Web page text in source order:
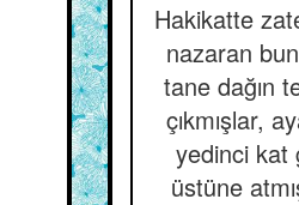
Hakikatte
nazaran
tane dağın
çıkmışlar,
yedinci kat
üstüne